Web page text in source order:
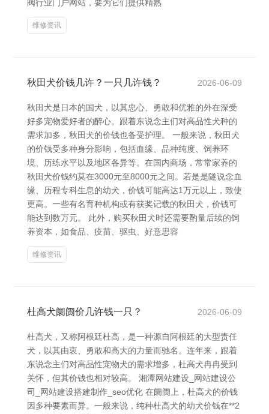
阀行业门户网站，要为它们提供精熟
维修资讯
秋田犬价钱几许？一只几许钱？ 2026-06-09
秋田犬是日本的国犬，以其忠心、勇敢和优雅的外在深受
好多宠物爱好者的醉心。跟着东说念主们对高品性犬种的
需求加多，秋田犬的价钱也备受护理。 一般来说，秋田犬
的价钱受多种身分影响，包括血缘、品种纯度、饲养环
境、历练水平以及地区各异等。在国内商场，常常家养的
秋田犬价钱约莫在3000元至8000元之间。若是是隧说念血
缘、历程专科生息的幼犬，价钱可能高达1万元以上，致使
更高。一些有名育种机构或有获奖记载的秋田犬，价钱可
能达到数万元。 此外，购买秋田犬时还需要酌量后续的饲
养资本，如食品、疫苗、驱虫、好意思容
维修资讯
杜高犬阛阓价几许钱一只？ 2026-06-09
杜高犬，又称阿根廷杜高，是一种源自阿根廷的大型责任
犬，以其由衷、勇敢和高大的力量而驰名。连年来，跟着
东说念主们对高品性宠物犬的需求增多，杜高犬冉冉受到
关怀，但其价钱也相对较高。 湘潭网站建设_网站建设公
司_网站建设搭建制作_seo优化 在阛阓上，杜高犬的价钱
因多种要素而异。一般来说，纯种杜高犬的幼犬价钱在**2